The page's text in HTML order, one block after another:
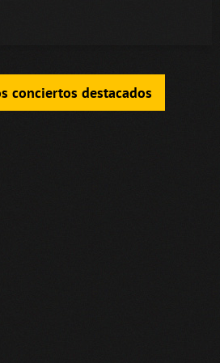
conciertos destacados